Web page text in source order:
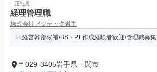
正社員
経理管理職
株式会社フジテック岩手
経営幹部候補/BS・PL作成経験者歓迎/管理職募集
〒029-3405岩手県一関市